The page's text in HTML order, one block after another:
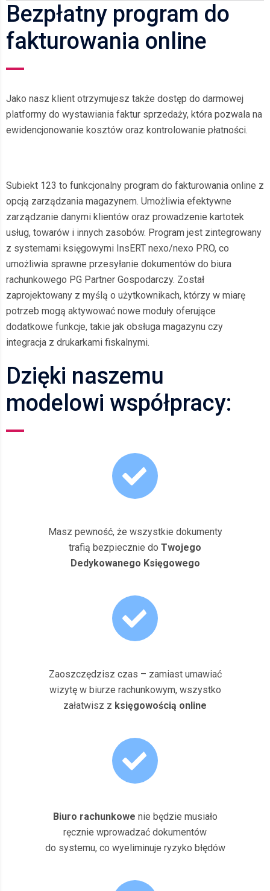
Bezpłatny program do
fakturowania online
Jako nasz klient otrzymujesz także dostęp do darmowej
platformy do wystawiania faktur sprzedaży, która pozwala na
ewidencjonowanie kosztów oraz kontrolowanie płatności.
Subiekt 123 to funkcjonalny program do fakturowania online z
opcją zarządzania magazynem. Umożliwia efektywne
zarządzanie danymi klientów oraz prowadzenie kartotek
usług, towarów i innych zasobów. Program jest zintegrowany
z systemami księgowymi InsERT nexo/nexo PRO, co
umożliwia sprawne przesyłanie dokumentów do biura
rachunkowego PG Partner Gospodarczy. Został
zaprojektowany z myślą o użytkownikach, którzy w miarę
potrzeb mogą aktywować nowe moduły oferujące
dodatkowe funkcje, takie jak obsługa magazynu czy
integracja z drukarkami fiskalnymi.
Dzięki naszemu
modelowi współpracy:
Masz pewność, że wszystkie dokumenty
trafią bezpiecznie do Twojego
Dedykowanego Księgowego
Zaoszczędzisz czas – zamiast umawiać
wizytę w biurze rachunkowym, wszystko
załatwisz z księgowością online
Biuro rachunkowe nie będzie musiało
ręcznie wprowadzać dokumentów
do systemu, co wyeliminuje ryzyko błędów